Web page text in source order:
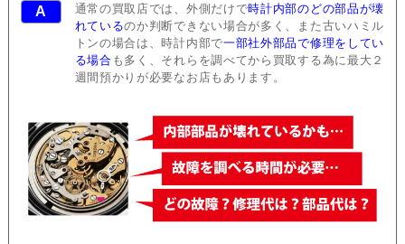
A 通常の買取店では、外側だけで時計内部のどの部品が壊
れているのか判断できない場合が多く、また古いハミル
トンの場合は、時計内部で一部社外部品で修理をしてい
る場合 も多く、それらを調べてから買取する為に最大２
週間預かりが必要なお店もあります。